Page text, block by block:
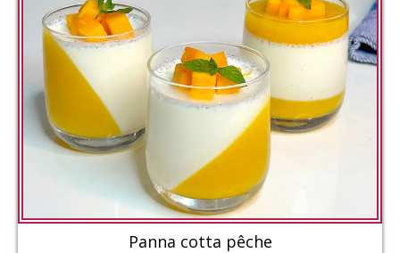
Panna cotta pêche